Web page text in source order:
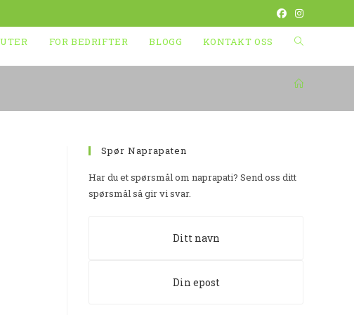
FOR BEDRIFTER BLOGG KONTAKT OSS TOGGLE
WEBSITE
Spør Naprapaten
Har du et spørsmål om naprapati? Send oss ditt
spørsmål så gir vi svar.